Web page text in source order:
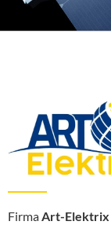
FirmaArt-Elektrix